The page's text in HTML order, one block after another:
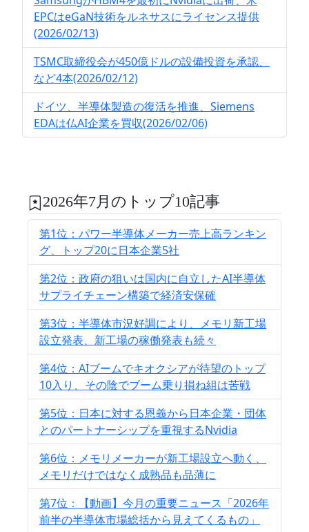
EPCはeGaN技術をルネサスにライセンス提供
(2026/02/13)
TSMC取締役会が450億ドルの設備投資を承認、
など4本(2026/02/12)
ドイツ、半導体製造の復活を推進、Siemens
EDAは仏AI企業を買収(2026/02/06)
2026年7月のトップ10記事
第1位：パワー半導体メーカー売上高ランキン
グ、トップ20に日本企業5社
第2位：政府の狙いは国内に自立したAI半導体
サプライチェーン構築で経済安保確
第3位：半導体市況好調により、メモリ新工場
設立発表、新工場の稼働発表も続々
第4位：AIブームでキオクシアが待望のトップ
10入り、その陰でブーム乗り損ね組は苦戦
第5位：日本に対する恩義から日本企業・団体
とのパートナーシップを重視するNvidia
第6位：メモリメーカーが新工場設立へ動く、
メモリだけではなく成熟品も品薄に
第7位：【動画】今月の重要ニュース「2026年
前半の半導体市場総括から見えてくるもの」